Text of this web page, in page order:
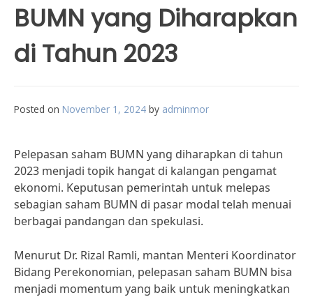
BUMN yang Diharapkan
di Tahun 2023
Posted on November 1, 2024 by adminmor
Pelepasan saham BUMN yang diharapkan di tahun
2023 menjadi topik hangat di kalangan pengamat
ekonomi. Keputusan pemerintah untuk melepas
sebagian saham BUMN di pasar modal telah menuai
berbagai pandangan dan spekulasi.
Menurut Dr. Rizal Ramli, mantan Menteri Koordinator
Bidang Perekonomian, pelepasan saham BUMN bisa
menjadi momentum yang baik untuk meningkatkan